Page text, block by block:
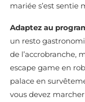
mariée s’est sentie
Adaptez au
un resto
de l’accrobranche,
escape game en
palace en
vous devez